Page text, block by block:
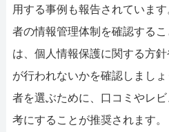
用する事例も報告されていま
者の情報管理体制を確認する
は、個人情報保護に関する方
が行われないかを確認しまし
者を選ぶために、口コミやレ
考にすることが推奨されます。